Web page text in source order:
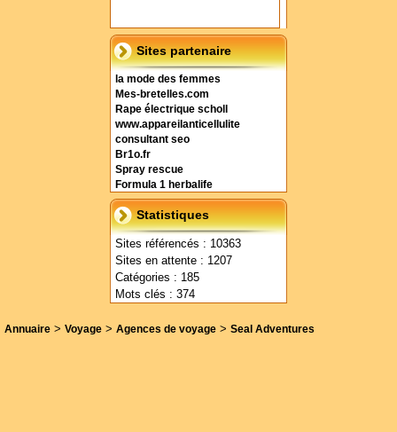
Sites partenaire
la mode des femmes
Mes-bretelles.com
Rape électrique scholl
www.appareilanticellulite
consultant seo
Br1o.fr
Spray rescue
Formula 1 herbalife
Statistiques
Sites référencés : 10363
Sites en attente : 1207
Catégories : 185
Mots clés : 374
Annuaire > Voyage > Agences de voyage > Seal Adventures